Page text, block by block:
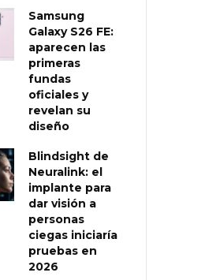
Samsung
Galaxy S26 FE:
aparecen las
primeras
fundas
oficiales y
revelan su
diseño
Blindsight de
Neuralink: el
implante para
dar visión a
personas
ciegas iniciaría
pruebas en
2026